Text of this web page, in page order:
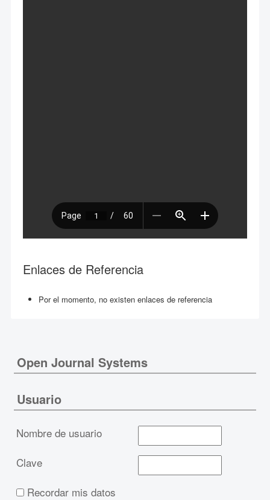
Enlaces de Referencia
Por el momento, no existen enlaces de referencia
Open Journal Systems
Usuario
Nombre de usuario
Clave
Recordar mis datos